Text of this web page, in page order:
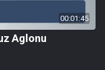
00:01:45
Aglonu